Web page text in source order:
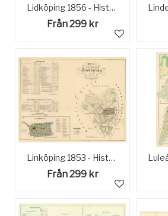
Lidköping 1856 - Historisk karta
Från 299 kr
Linköping 1853 - Historisk Karta
Från 299 kr